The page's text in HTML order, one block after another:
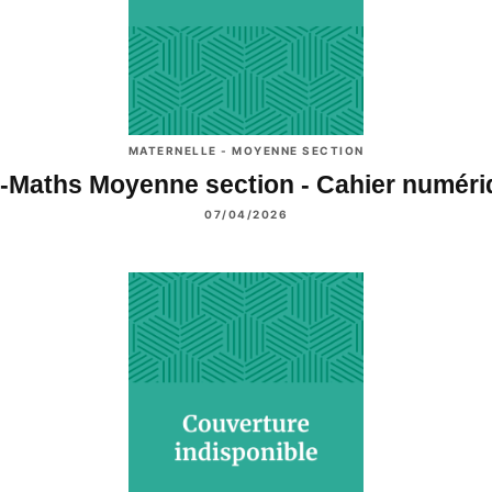
MATERNELLE - MOYENNE SECTION
Maths Moyenne section - Cahier
07/04/2026